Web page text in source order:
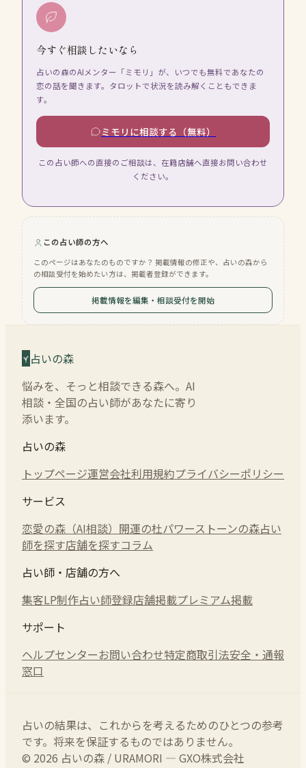
今すぐ相談したいなら
占いの森のAIメンター「ミモリ」が、いつでも無料であなたの
恋の話を聞きます。タロットで状況を読み解くこともできま
す。
ミモリに相談する（無料）
この占い師への直接のご相談は、在籍店舗へ直接お問い合わせ
ください。
この占い師の方へ
このページはあなたのものですか？ 掲載情報の修正や、占いの森から
の相談受付を始めたい方は、掲載者登録ができます。
掲載情報を編集・相談受付を開始
占いの森
悩みを、そっと相談できる森へ。AI
相談・全国の占い師があなたに寄り
添います。
占いの森
トップページ運営会社利用規約プライバシーポリシー
サービス
恋愛の森（AI相談） 開運の杜パワーストーンの森占い
師を探す店舗を探すコラム
占い師・店舗の方へ
集客LP制作占い師登録店舗掲載プレミアム掲載
サポート
ヘルプセンターお問い合わせ特定商取引法安全・通報
窓口
占いの結果は、これからを考えるためのひとつの参考
です。将来を保証するものではありません。
© 2026 占いの森 / URAMORI — GXO株式会社